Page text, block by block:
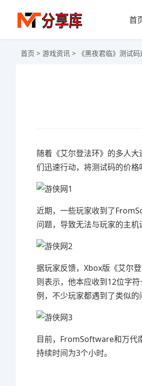
首
首页 > 游戏资讯 > 《黑夜君临》测试
随着《艾尔登法环》的多人
们迅速行动，将测试码的价格
近期，一些玩家收到了
问题，导致无法与玩家的主机
据玩家反馈，Xbox版《艾尔
则表示，他本应收到12位字
例，不少玩家都遇到了类似的
目前，FromSoftware和万代
持续时间为3个小时。